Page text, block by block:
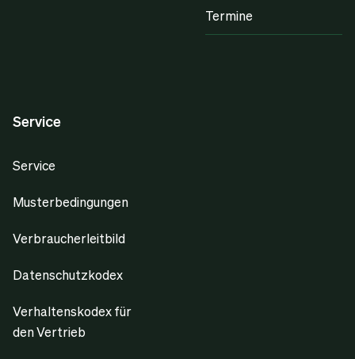
Termine
Service
Service
Musterbedingungen
Verbraucherleitbild
Datenschutzkodex
Verhaltenskodex für
den Vertrieb